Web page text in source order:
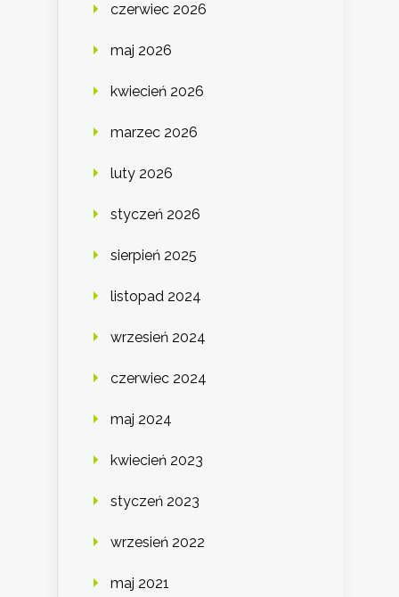
czerwiec 2026
maj 2026
kwiecień 2026
marzec 2026
luty 2026
styczeń 2026
sierpień 2025
listopad 2024
wrzesień 2024
czerwiec 2024
maj 2024
kwiecień 2023
styczeń 2023
wrzesień 2022
maj 2021